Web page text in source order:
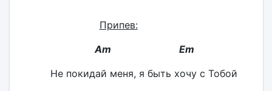
Припев:
Am Em
Не покидай меня, я быть хочу с Тобой